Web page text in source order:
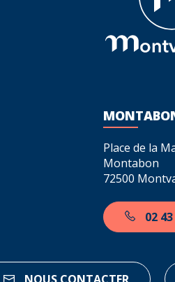
Place de la
Montabon
72500
02